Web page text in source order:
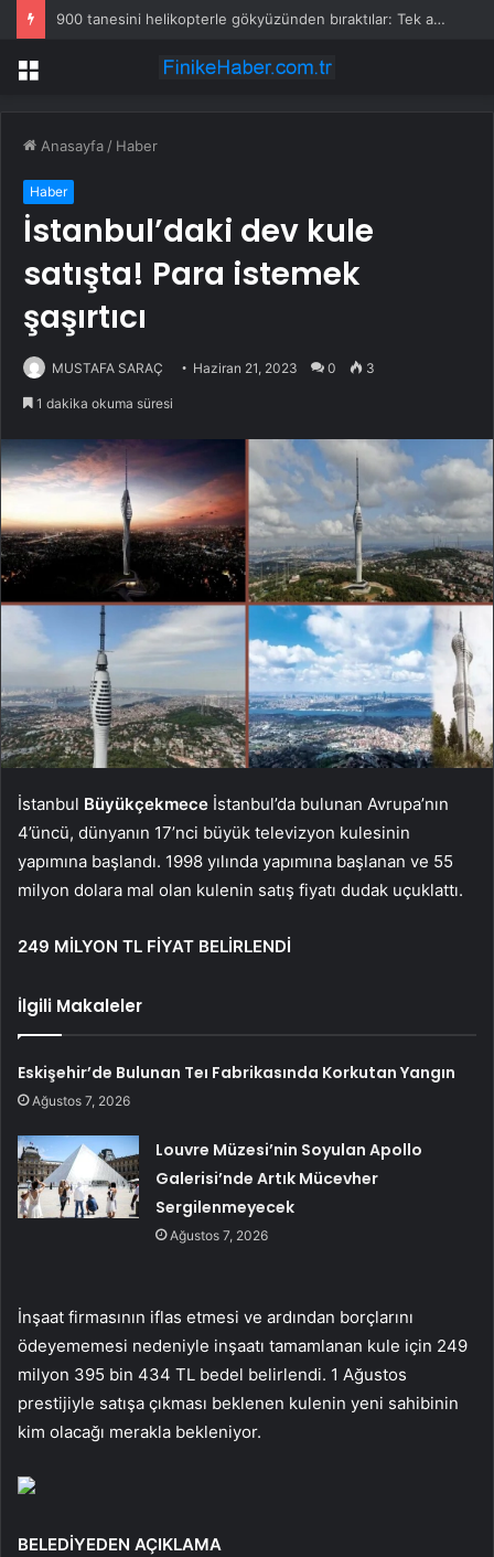
900 tanesini helikopterle gökyüzünden bıraktılar: Tek amacı var
Menü
Anasayfa / Haber
Haber
İstanbul’daki dev kule
satışta! Para istemek
şaşırtıcı
MUSTAFA SARAÇ Haziran 21, 2023 0 3
1 dakika okuma süresi
İstanbul Büyükçekmece İstanbul’da bulunan Avrupa’nın
4’üncü, dünyanın 17’nci büyük televizyon kulesinin
yapımına başlandı. 1998 yılında yapımına başlanan ve 55
milyon dolara mal olan kulenin satış fiyatı dudak uçuklattı.
249 MİLYON TL FİYAT BELİRLENDİ
İlgili Makaleler
Eskişehir’de Bulunan Teı Fabrikasında Korkutan Yangın
Ağustos 7, 2026
Louvre Müzesi’nin Soyulan Apollo
Galerisi’nde Artık Mücevher
Sergilenmeyecek
Ağustos 7, 2026
İnşaat firmasının iflas etmesi ve ardından borçlarını
ödeyememesi nedeniyle inşaatı tamamlanan kule için 249
milyon 395 bin 434 TL bedel belirlendi. 1 Ağustos
prestijiyle satışa çıkması beklenen kulenin yeni sahibinin
kim olacağı merakla bekleniyor.
BELEDİYEDEN AÇIKLAMA